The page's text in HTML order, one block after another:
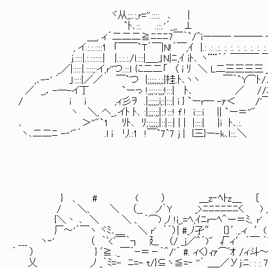
ヾ从;;:.:,r=''.::::. ､ |
`ﾄ､::. .:::.'´_,, ⊥
＿, ィ´二二二≧ﾆﾆﾆ7￣｀`/^iー── ───
, イ.:.:.::::1 「￣￣`T´￣|N!´￣,ｲ |.: .: .:. :. :. :. :. :. :. :.:
j.::::|.:.:::::::| |.:.:.:./l.:::|＿_」N|ﾆ,ｲ iﾄ､ ヽ¨¨´´ ￣￣￣ ￣￣「
_／|:::::|.::::;:イ,r''つ.:::l に二二「 〈 i ﾘ ＼
,､-‐' ´ 」::::|／／ ￣`つ |;;;;;,;,;|挂.ﾄ､ヽヽ ￣｀`Y⌒ﾄ
／ _,．-─-イ丁 `ーっ !;;;:;:;;;!:::| ﾄ､ ／ //
/ i i ,ィ彡ｦ .|;;;;;;i;:|:::| i } `ーr─ -ｧ＜ /'￣
ヽ ＼, ヘ_,.イﾄ ﾄ､ :|;;;:;;|::!:::! f !
､ ＞''"`1 ﾘﾄ､ ﾘ;:;;;;;|::|:::| | | |::::| |i ﾄ
ヽ､二二ﾆ -‐'"´ .l i リ.:1 !￣`7`7 j | {三}ー-k､
} 、 # ( ） ＿z‐ﾍﾄz＿ 〔 （ ﾉ
/ ＼、 ＼ （__ ノ｀Y _>ﾆﾆﾆﾆﾆﾆく ) ,
{＼丶 ､ ＼ ＼ 、 ｀⌒) ,ﾉ !i_,=ﾍ,ｲﾆrｰﾍ＾ー＝ﾐ、r'
厂～'´￣ヽ ヾﾐ､＿ ＼ r' ｀´）| #_ﾉ孑″ {〕ﾞ .,.ィ
___ ヽ‐' （ ｀ﾞ<ﾞ￣｀┐ 廴 （/ _j／＾´)" √ィ′´￣ ｀ﾞ
´ ） } ﾞ≧ ._￣´ｰ＝－｀＾/'´ #. ィく）ｨｧ⌒ﾞｵ /ィ斗～
乂 ,ﾉ _｀ﾐ=- ﾆ=- t/}⊆ヽ≦=‐ ''´ ＿_／Уj:ﾆ: : : 7ヽVﾍ. /